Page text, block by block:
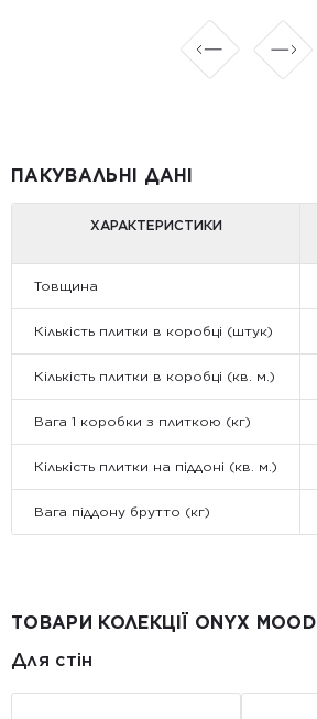
ПАКУВАЛЬНІ ДАНІ
ХАРАКТЕРИСТИКИ
Товщина
Кількість плитки в коробці (штук)
Кількість плитки в коробці (кв. м.)
Вага 1 коробки з плиткою (кг)
Кількість плитки на піддоні (кв. м.)
Вага піддону брутто (кг)
ТОВАРИ КОЛЕКЦІЇ ONYX MOOD
Для стін